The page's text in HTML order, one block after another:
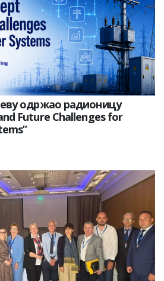
одржао радионицу
Future Challenges for